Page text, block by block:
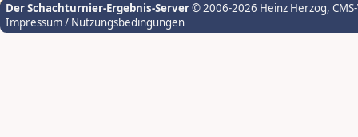
Der Schachturnier-Ergebnis-Server© 2006-2026 Heinz Herzog,
Impressum / Nutzungsbedingungen